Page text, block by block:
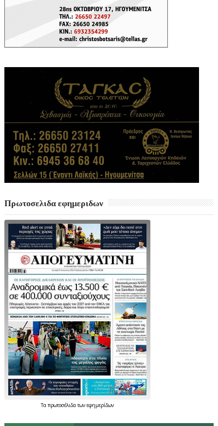
Πρωτοσελιδα εφημεριδων
Τα πρωτοσέλιδατων εφημερίδων